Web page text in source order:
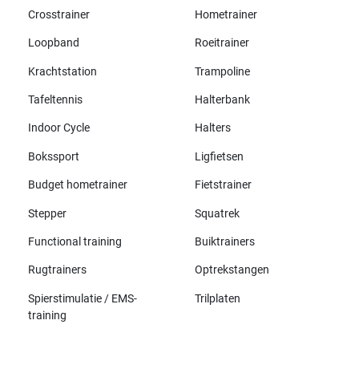
Crosstrainer
Hometrainer
Loopband Roeitrainer
Krachtstation Trampoline
Tafeltennis Halterbank
Indoor Cycle Halters
Bokssport Ligfietsen
Budget hometrainer Fietstrainer
Stepper Squatrek
Functional training Buiktrainers
Rugtrainers Optrekstangen
Spierstimulatie / EMS-
training
Trilplaten